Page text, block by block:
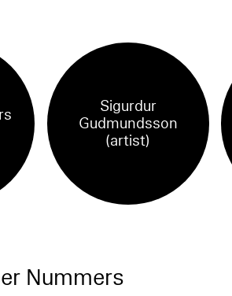
Sigurdur
Gudmundsson
(artist)
Nummers